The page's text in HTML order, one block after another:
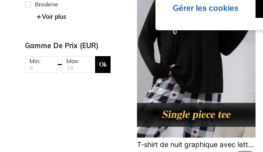
Broderie
Voir plus
Gamme De Prix (EUR)
Min: Max: Ok
T-shirt de nuit graphique avec lettre, confortable pour l'automne et l'hiver
Gérer les cookies